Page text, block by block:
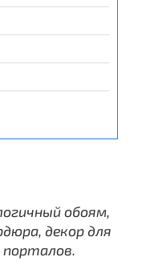
обоям,
декор для